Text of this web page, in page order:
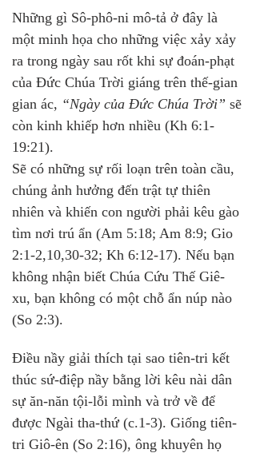
Những gì Sô-phô-ni mô-tả ở đây là
một minh họa cho những việc xảy xảy
ra trong ngày sau rốt khi sự đoán-phạt
của Đức Chúa Trời giáng trên thế-gian
gian ác, “Ngày của Đức Chúa Trời” sẽ
còn kinh khiếp hơn nhiều (Kh 6:1-
19:21).
Sẽ có những sự rối loạn trên toàn cầu,
chúng ảnh hưởng đến trật tự thiên
nhiên và khiến con người phải kêu gào
tìm nơi trú ẩn (Am 5:18; Am 8:9; Gio
2:1-2,10,30-32; Kh 6:12-17). Nếu bạn
không nhận biết Chúa Cứu Thế Giê-
xu, bạn không có một chỗ ẩn núp nào
(So 2:3).
Điều nầy giải thích tại sao tiên-tri kết
thúc sứ-điệp nầy bằng lời kêu nài dân
sự ăn-năn tội-lỗi mình và trở về để
được Ngài tha-thứ (c.1-3). Giống tiên-
tri Giô-ên (So 2:16), ông khuyên họ